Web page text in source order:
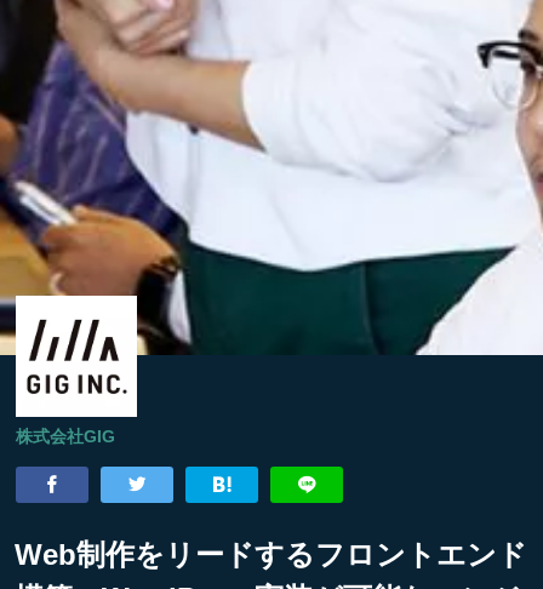
株式会社GIG
Web制作をリードするフロントエンド